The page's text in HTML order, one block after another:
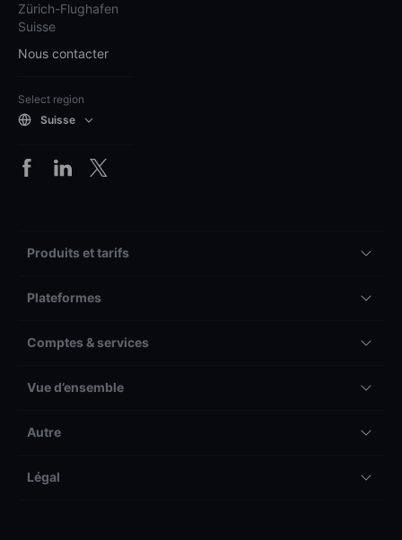
Zürich-Flughafen
Suisse
Nous contacter
Select region
Suisse
Produits et tarifs
Plateformes
Comptes & services
Vue d’ensemble
Autre
Légal